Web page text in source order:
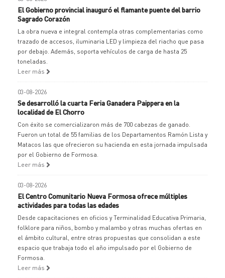
El Gobierno provincial inauguró el flamante puente del barrio
Sagrado Corazón
La obra nueva e integral contempla otras complementarias como
trazado de accesos, iluminaria LED y limpieza del riacho que pasa
por debajo. Además, soporta vehículos de carga de hasta 25
toneladas.
Leer más
03-08-2026
Se desarrolló la cuarta Feria Ganadera Paippera en la
localidad de El Chorro
Con éxito se comercializaron más de 700 cabezas de ganado.
Fueron un total de 55 familias de los Departamentos Ramón Lista y
Matacos las que ofrecieron su hacienda en esta jornada impulsada
por el Gobierno de Formosa.
Leer más
03-08-2026
El Centro Comunitario Nueva Formosa ofrece múltiples
actividades para todas las edades
Desde capacitaciones en oficios y Terminalidad Educativa Primaria,
folklore para niños, bombo y malambo y otras muchas ofertas en
el ámbito cultural, entre otras propuestas que consolidan a este
espacio que trabaja todo el año impulsado por el Gobierno de
Formosa.
Leer más